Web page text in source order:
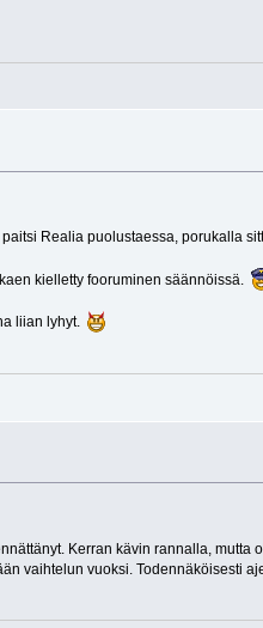
Realia puolustaessa, porukalla
kielletty fooruminen säännöissä.
liian lyhyt.
Kerran kävin rannalla, mutta
vaihtelun vuoksi. Todennäköisesti